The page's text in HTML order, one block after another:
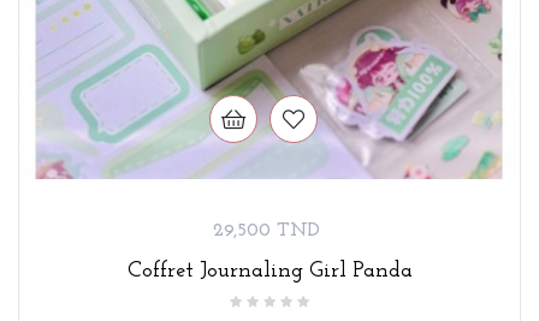
Prix
29,500 TND
Coffret Journaling Girl Panda